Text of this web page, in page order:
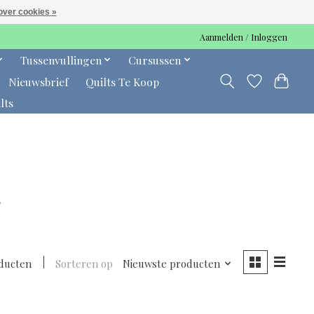
Aanmelden / Inloggen
Tussenvullingen
Cursussen
Nieuwsbrief
Quilts Te Koop
Sorteren op Nieuwste producten
cookies »